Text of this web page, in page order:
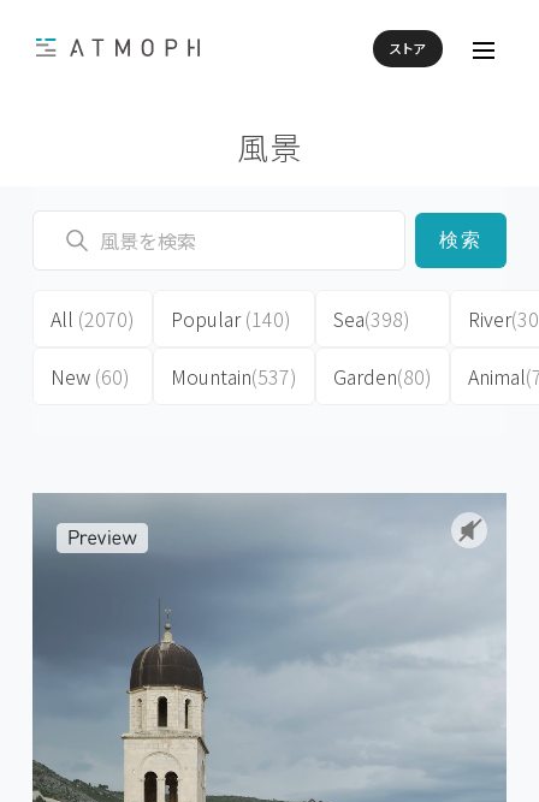
ストア
風景
検索
All (2070)
New (60)
Popular(140)
Mountain(537)
Sea(398)
Garden(80)
River
Animal